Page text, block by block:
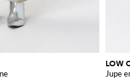
LOW
Jupe